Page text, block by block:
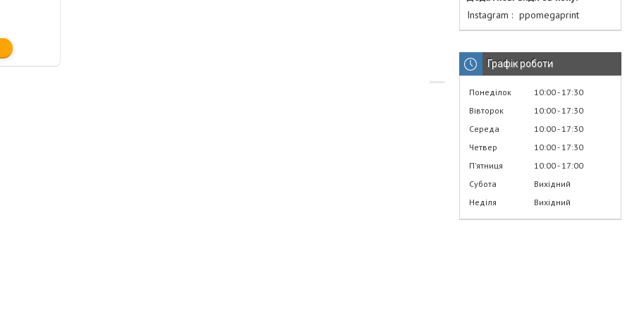
Instagram ppomegaprint
Графік роботи
Понеділок 10:00 17:30
Вівторок
10:00 17:30
Середа
10:00 17:30
Четвер
10:00 17:30
Пʼятниця
10:00 17:00
Субота
Вихідний
Неділя
Вихідний